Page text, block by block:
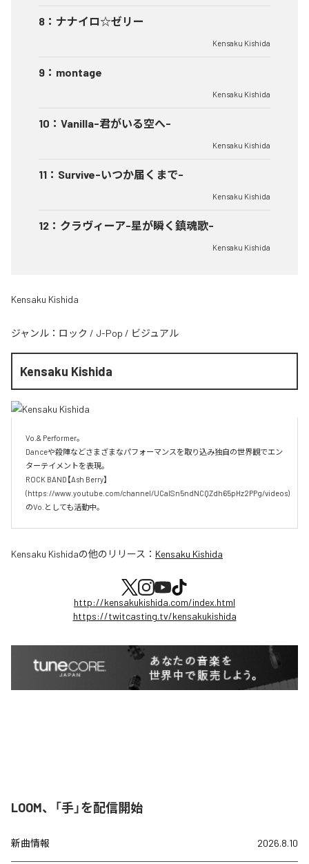
8 ： ナナイロ☆ゼリー
Kensaku Kishida
9 ： montage
Kensaku Kishida
10 ： Vanilla-君がいる空へ-
Kensaku Kishida
11 ： Survive-いつか届くまで-
Kensaku Kishida
12 ： クラヴィーア-星が瞬く鎮魂歌-
Kensaku Kishida
Kensaku Kishida
ジャンル： ロック / J-Pop / ビジュアル
Kensaku Kishida
Vo.& Performer。
Danceや殺陣などさまざまなパフォーマンスを取り込み独自の世界観でエン
ターテイメントを表現。
ROCK BAND【Ash Berry】
(https://www.youtube.com/channel/UCaISn5ndNCQZdh65pHz2PPg/videos)
のVo.としても活動中。
Kensaku Kishidaの他のリリース： Kensaku Kishida
http://kensakukishida.com/index.html
https://twitcasting.tv/kensakukishida
LOOM、「手」を配信開始
新曲情報 2026.8.10